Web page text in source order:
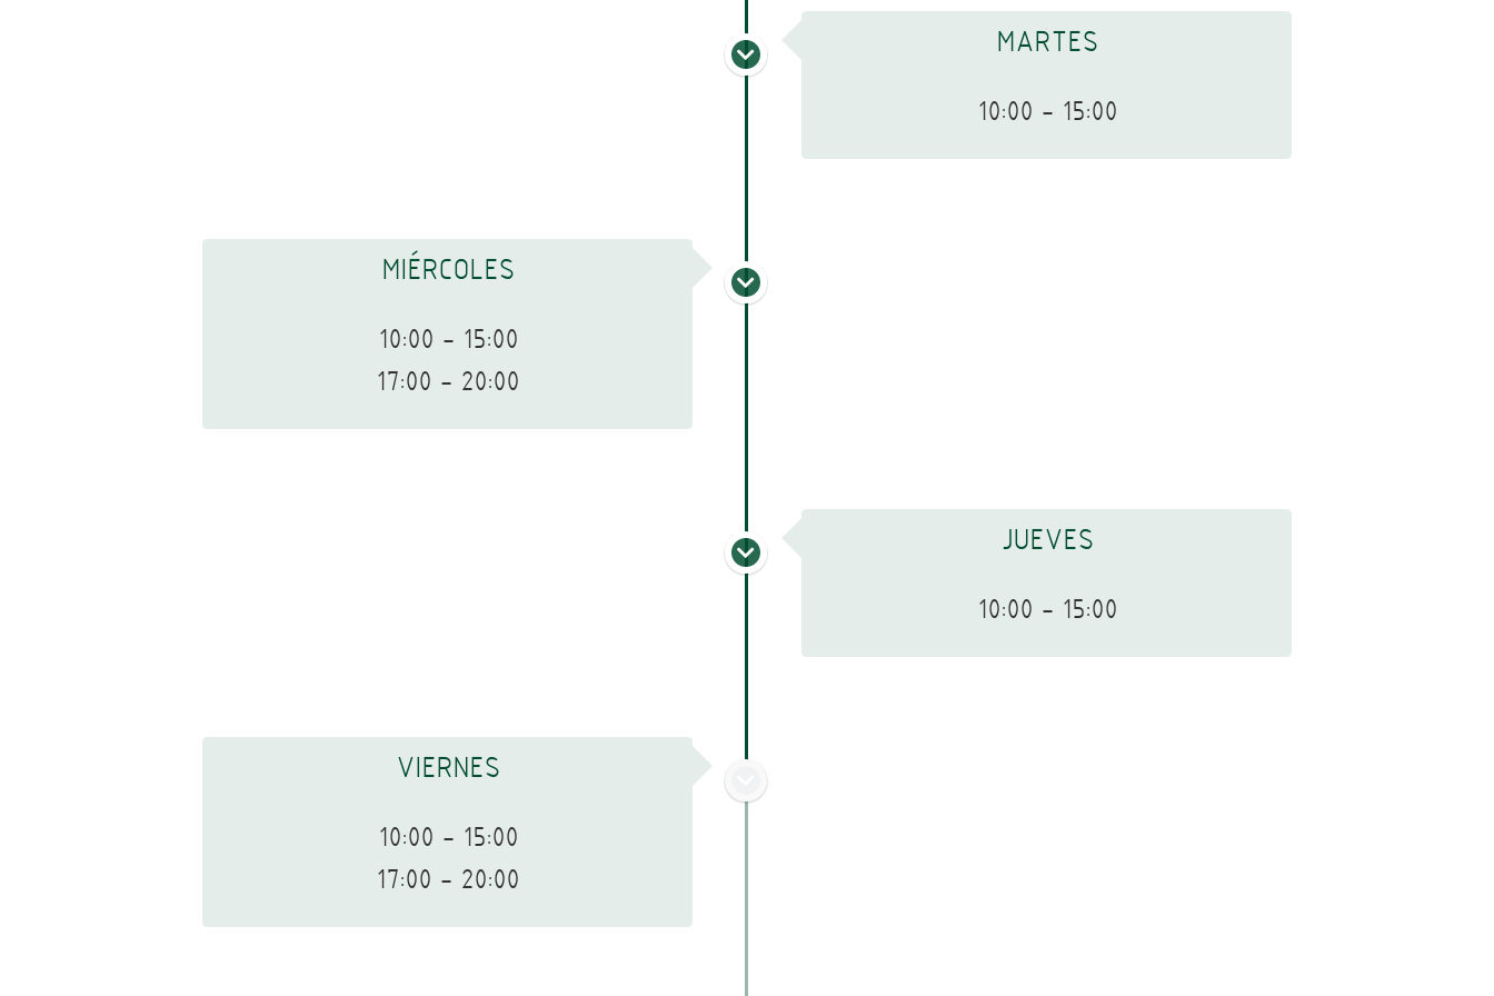
MARTES
10:00 - 15:00
MIÉRCOLES
10:00 - 15:00
17:00 - 20:00
JUEVES
10:00 - 15:00
VIERNES
10:00 - 15:00
17:00 - 20:00